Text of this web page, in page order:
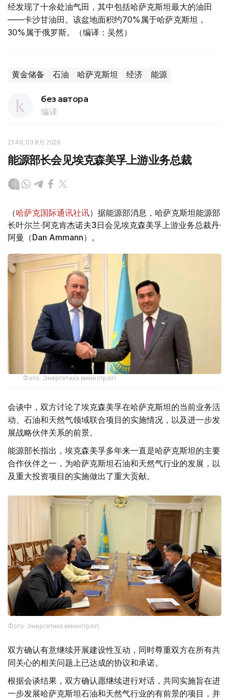
经发现了十余处油气田，其中包括哈萨克斯坦最大的油田
——卡沙甘油田。该盆地面积约70%属于哈萨克斯坦，
30%属于俄罗斯。（编译：吴然）
黄金储备 石油 哈萨克斯坦 经济 能源
без автора
编译
21:49, 03 8月 2026
能源部长会见埃克森美孚上游业务总裁
（哈萨克国际通讯社讯）据能源部消息，哈萨克斯坦能源部
长叶尔兰·阿克肯杰诺夫3日会见埃克森美孚上游业务总裁丹·
阿曼（Dan Ammann）。
Фото: Энергетика министрлігі
会谈中，双方讨论了埃克森美孚在哈萨克斯坦的当前业务活
动、石油和天然气领域联合项目的实施情况，以及进一步发
展战略伙伴关系的前景。
能源部长指出，埃克森美孚多年来一直是哈萨克斯坦的主要
合作伙伴之一，为哈萨克斯坦石油和天然气行业的发展，以
及重大投资项目的实施做出了重大贡献。
Фото: Энергетика министрлігі
双方确认有意继续开展建设性互动，同时尊重双方在所有共
同关心的相关问题上已达成的协议和承诺。
根据会谈结果，双方确认愿继续进行对话，共同实施旨在进
一步发展哈萨克斯坦石油和天然气行业的有前景的项目，并